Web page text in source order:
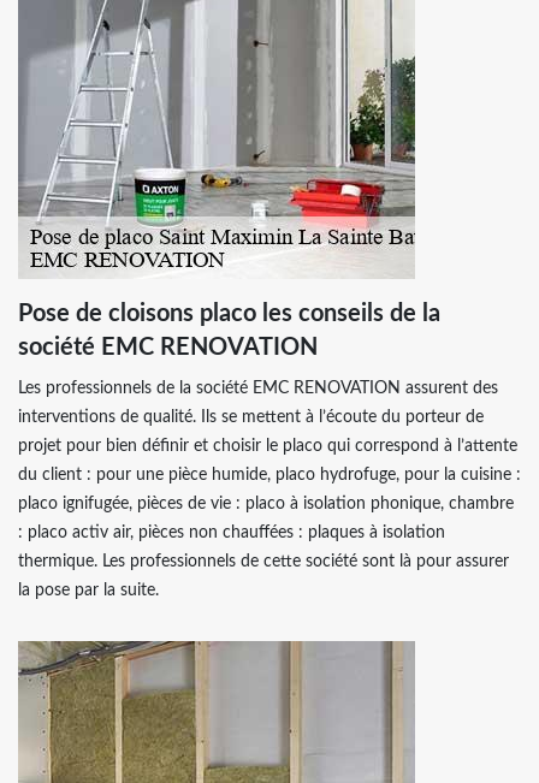
Pose de cloisons placo les conseils de la
société EMC RENOVATION
Les professionnels de la société EMC RENOVATION assurent des
interventions de qualité. Ils se mettent à l’écoute du porteur de
projet pour bien définir et choisir le placo qui correspond à l’attente
du client : pour une pièce humide, placo hydrofuge, pour la cuisine :
placo ignifugée, pièces de vie : placo à isolation phonique, chambre
: placo activ air, pièces non chauffées : plaques à isolation
thermique. Les professionnels de cette société sont là pour assurer
la pose par la suite.